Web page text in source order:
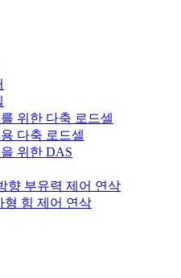
위한 다축 로드셀
다축 로드셀
위한 DAS
향 부유력 제어 연삭
형 힘 제어 연삭